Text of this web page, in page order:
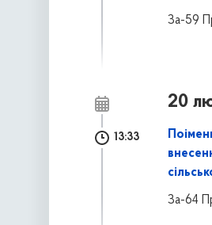
За-59
20
13:33
За-64